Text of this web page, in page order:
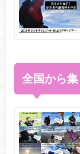
全国から